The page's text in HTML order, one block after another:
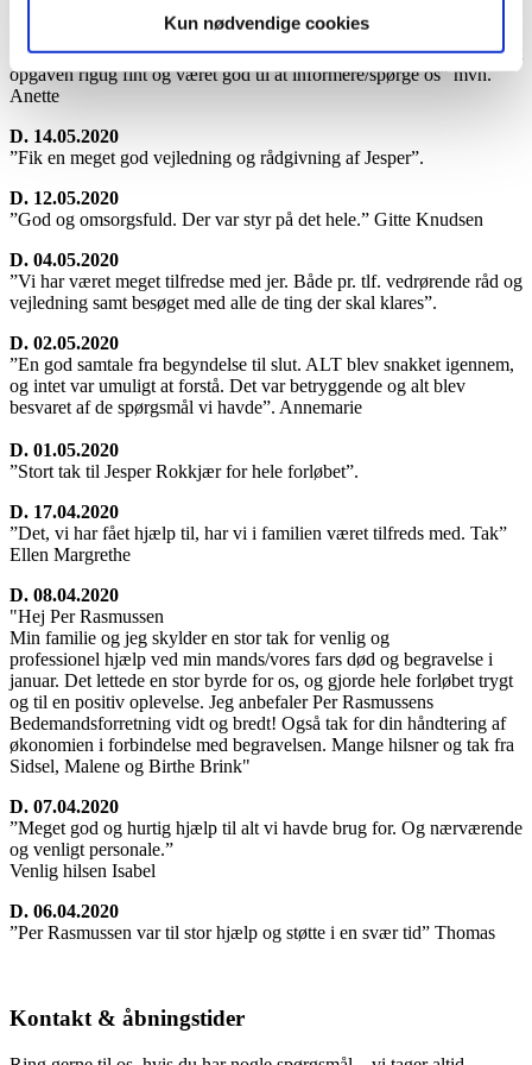
Kun nødvendige cookies
”Vi blev mødt at en ny og lidt usikker bedemand, men hun har klaret
opgaven rigtig fint og været god til at informere/spørge os” mvh.
Anette
D. 14.05.2020
”Fik en meget god vejledning og rådgivning af Jesper”.
D. 12.05.2020
”God og omsorgsfuld. Der var styr på det hele.” Gitte Knudsen
D. 04.05.2020
”Vi har været meget tilfredse med jer. Både pr. tlf. vedrørende råd og
vejledning samt besøget med alle de ting der skal klares”.
D. 02.05.2020
”En god samtale fra begyndelse til slut. ALT blev snakket igennem,
og intet var umuligt at forstå. Det var betryggende og alt blev
besvaret af de spørgsmål vi havde”. Annemarie
D. 01.05.2020
”Stort tak til Jesper Rokkjær for hele forløbet”.
D. 17.04.2020
”Det, vi har fået hjælp til, har vi i familien været tilfreds med. Tak”
Ellen Margrethe
D. 08.04.2020
"Hej Per Rasmussen
Min familie og jeg skylder en stor tak for venlig og
professionel hjælp ved min mands/vores fars død og begravelse i
januar. Det lettede en stor byrde for os, og gjorde hele forløbet trygt
og til en positiv oplevelse. Jeg anbefaler Per Rasmussens
Bedemandsforretning vidt og bredt! Også tak for din håndtering af
økonomien i forbindelse med begravelsen. Mange hilsner og tak fra
Sidsel, Malene og Birthe Brink"
D. 07.04.2020
”Meget god og hurtig hjælp til alt vi havde brug for. Og nærværende
og venligt personale.”
Venlig hilsen Isabel
D. 06.04.2020
”Per Rasmussen var til stor hjælp og støtte i en svær tid” Thomas
Kontakt & åbningstider